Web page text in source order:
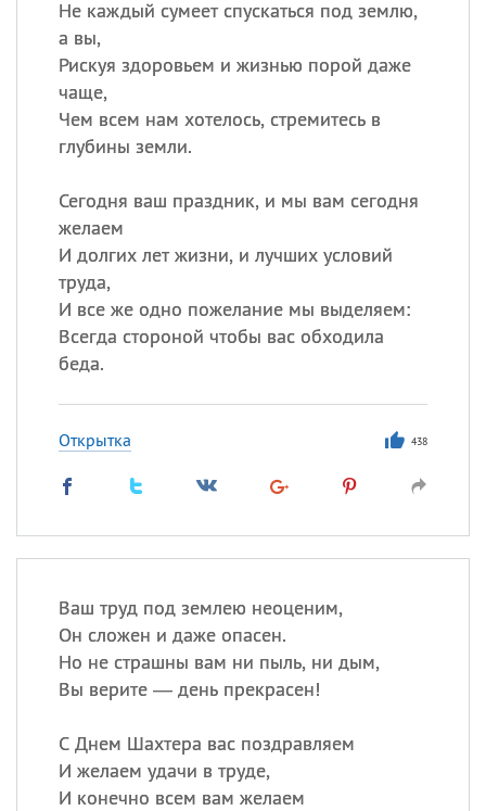
Не каждый сумеет спускаться под землю,
а вы,
Рискуя здоровьем и жизнью порой даже
чаще,
Чем всем нам хотелось, стремитесь в
глубины земли.
Сегодня ваш праздник, и мы вам сегодня
желаем
И долгих лет жизни, и лучших условий
труда,
И все же одно пожелание мы выделяем:
Всегда стороной чтобы вас обходила
беда.
Открытка 438
Ваш труд под землею неоценим,
Он сложен и даже опасен.
Но не страшны вам ни пыль, ни дым,
Вы верите — день прекрасен!
С Днем Шахтера вас поздравляем
И желаем удачи в труде,
И конечно всем вам желаем